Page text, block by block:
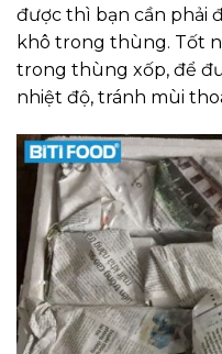
được thì bạn cần phải
khô trong thùng. Tốt
trong thùng xốp, để
nhiệt độ, tránh mùi